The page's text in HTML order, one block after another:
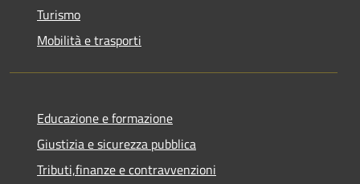
Turismo
Mobilità e trasporti
Educazione e formazione
Giustizia e sicurezza pubblica
Tributi,finanze e contravvenzioni